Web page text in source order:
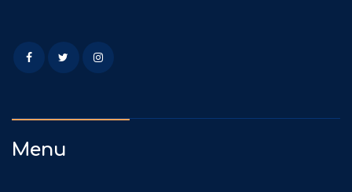
Menu